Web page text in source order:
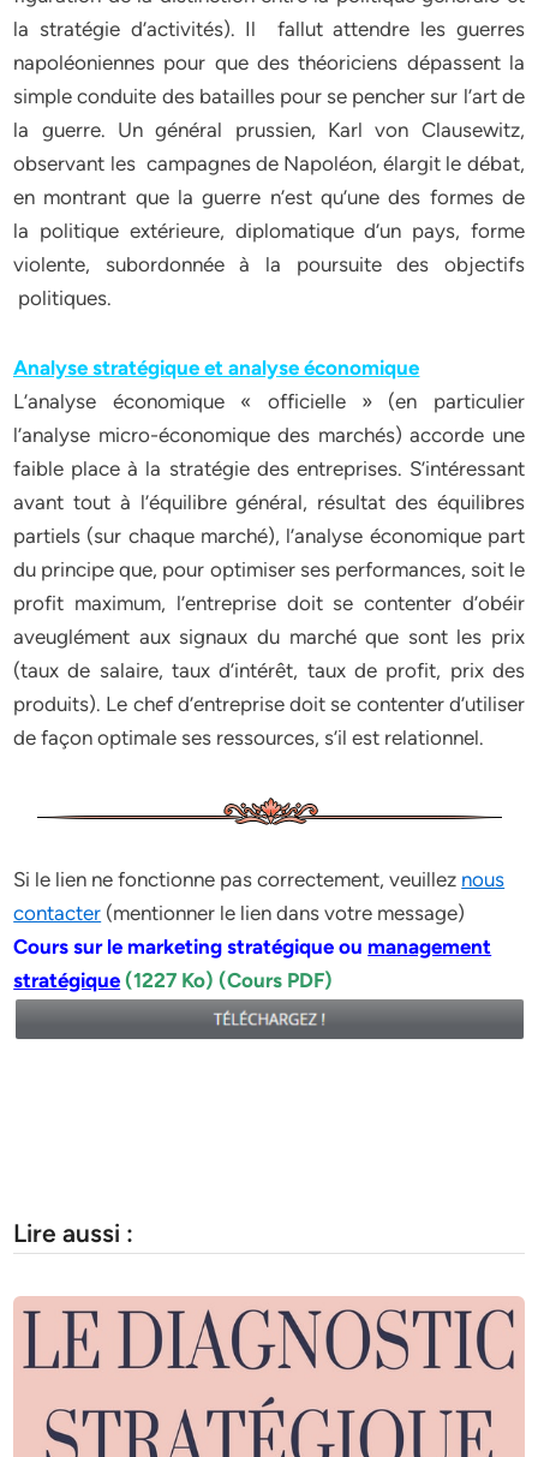
la stratégie d’activités). Il fallut attendre les guerres
napoléoniennes pour que des théoriciens dépassent la
simple conduite des batailles pour se pencher sur l’art de
la guerre. Un général prussien, Karl von Clausewitz,
observant les campagnes de Napoléon, élargit le débat,
en montrant que la guerre n’est qu’une des formes de
la politique extérieure, diplomatique d’un pays, forme
violente, subordonnée à la poursuite des objectifs
politiques.
Analyse stratégique et analyse économique
L’analyse économique « officielle » (en particulier
l’analyse micro-économique des marchés) accorde une
faible place à la stratégie des entreprises. S’intéressant
avant tout à l’équilibre général, résultat des équilibres
partiels (sur chaque marché), l’analyse économique part
du principe que, pour optimiser ses performances, soit le
profit maximum, l’entreprise doit se contenter d’obéir
aveuglément aux signaux du marché que sont les prix
(taux de salaire, taux d’intérêt, taux de profit, prix des
produits). Le chef d’entreprise doit se contenter d’utiliser
de façon optimale ses ressources, s’il est relationnel.
Si le lien ne fonctionne pas correctement, veuillez nous
contacter (mentionner le lien dans votre message)
Cours sur le marketing stratégique ou management
stratégique (1227 Ko) (Cours PDF)
Lire aussi :